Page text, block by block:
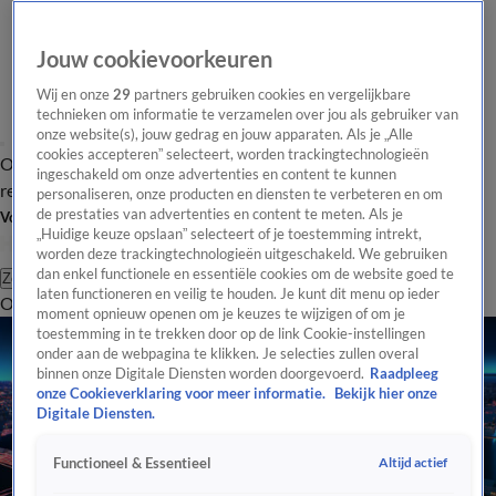
Overzicht Laatste nieuws Regionieuws Het beste van Hart
Tip de
redactie
Volg Hart van Nederland
Zoeken
OverzichtRegioUitzendingenWeerTip de redactiePanelVideo's
Jouw cookievoorkeuren
Wij en onze29 partners gebruiken cookies en vergelijkbare
technieken om informatie te verzamelen over jou als gebruiker van
onze website(s), jouw gedrag en jouw apparaten. Als je „Alle
cookies accepteren” selecteert, worden trackingtechnologieën
ingeschakeld om onze advertenties en content te kunnen
personaliseren, onze producten en diensten te verbeteren en om
de prestaties van advertenties en content te meten. Als je
„Huidige keuze opslaan” selecteert of je toestemming intrekt,
worden deze trackingtechnologieën uitgeschakeld. We gebruiken
dan enkel functionele en essentiële cookies om de website goed te
laten functioneren en veilig te houden. Je kunt dit menu op ieder
moment opnieuw openen om je keuzes te wijzigen of om je
toestemming in te trekken door op de link Cookie-instellingen
onder aan de webpagina te klikken. Je selecties zullen overal
binnen onze Digitale Diensten worden doorgevoerd. Raadpleeg
onze Cookieverklaring voor meer informatie.
Bekijk hier onze
Digitale Diensten.
Functioneel & Essentieel Altijd actief